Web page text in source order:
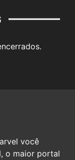
você
o maior portal